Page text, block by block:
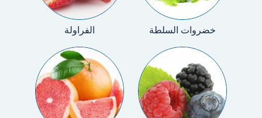
خضروات السلطة الفراولة